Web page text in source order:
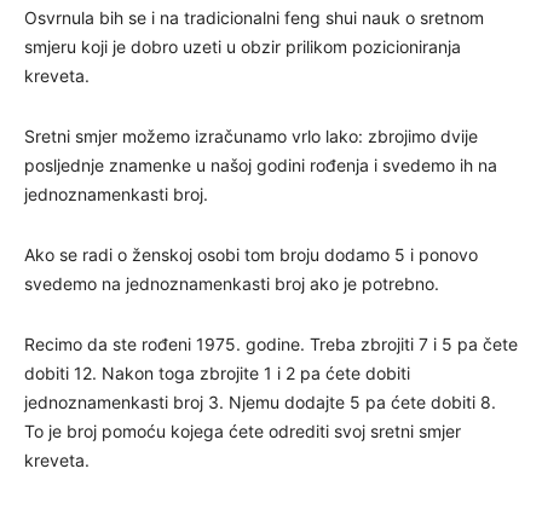
Osvrnula bih se i na tradicionalni feng shui nauk o sretnom
smjeru koji je dobro uzeti u obzir prilikom pozicioniranja
kreveta.
Sretni smjer možemo izračunamo vrlo lako: zbrojimo dvije
posljednje znamenke u našoj godini rođenja i svedemo ih na
jednoznamenkasti broj.
Ako se radi o ženskoj osobi tom broju dodamo 5 i ponovo
svedemo na jednoznamenkasti broj ako je potrebno.
Recimo da ste rođeni 1975. godine. Treba zbrojiti 7 i 5 pa čete
dobiti 12. Nakon toga zbrojite 1 i 2 pa ćete dobiti
jednoznamenkasti broj 3. Njemu dodajte 5 pa ćete dobiti 8.
To je broj pomoću kojega ćete odrediti svoj sretni smjer
kreveta.